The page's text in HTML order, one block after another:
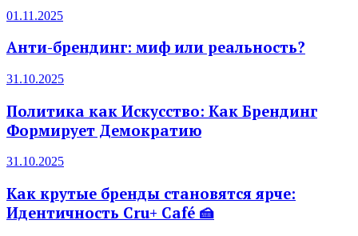
01.11.2025
Анти-брендинг: миф или реальность?
31.10.2025
Политика как Искусство: Как Брендинг
Формирует Демократию
31.10.2025
Как крутые бренды становятся ярче:
Идентичность Cru+ Café 🍰